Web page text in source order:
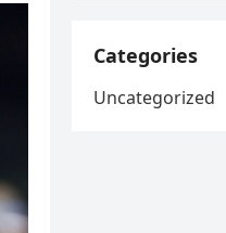
Categories
Uncategorized